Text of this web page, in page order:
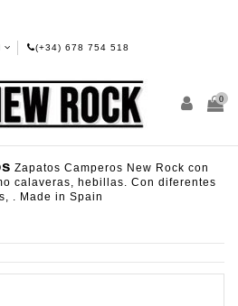
(+34) 678 754 518
0
Zapatos Camperos New Rock con
calaveras, hebillas. Con diferentes
. Made in Spain